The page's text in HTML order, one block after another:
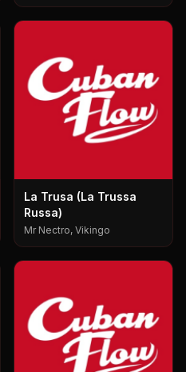
La Trusa (La Trussa
Russa)
Mr Nectro, Vikingo